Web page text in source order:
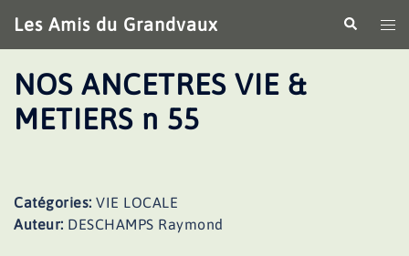
au
contenu
Les Amis du Grandvaux
le
NOS ANCETRES VIE &
METIERS n 55
Catégories: VIE LOCALE
Auteur: DESCHAMPS Raymond